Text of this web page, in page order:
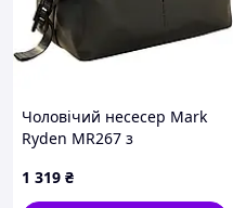
Чоловічий несесер Mark
Ryden MR267 з
захистом від вологи
(Чорний)
1 319 ₴